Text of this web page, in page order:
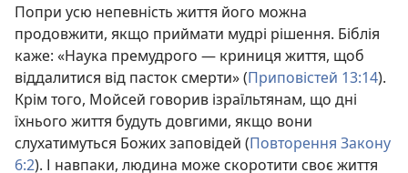
Попри усю непевність життя його можна
продовжити, якщо приймати мудрі рішення. Біблія
каже: «Наука премудрого — криниця життя, щоб
віддалитися від пасток смерти» (Приповістей 13:14).
Крім того, Мойсей говорив ізраїльтянам, що дні
їхнього життя будуть довгими, якщо вони
слухатимуться Божих заповідей (Повторення Закону
6:2). І навпаки, людина може скоротити своє життя